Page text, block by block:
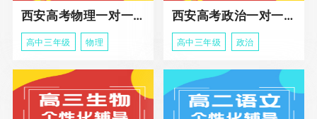
西安高考物理一对一辅导课程
高中三年级 物理
西安高考政治一对一辅导课程
高中三年级 政治